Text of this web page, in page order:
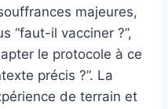
majeures,
“faut-il vacciner ?”,
le protocole à ce
précis ?”. La
de terrain et